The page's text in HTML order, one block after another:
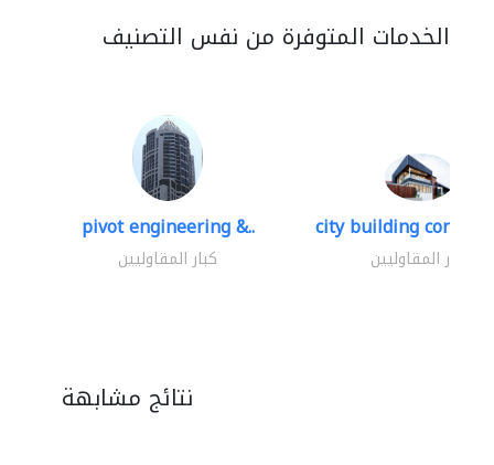
الخدمات المتوفرة من نفس التصنيف
pivot engineering &..
كبار المقاوليين
city building
كبار المقاوليين
نتائج مشابهة